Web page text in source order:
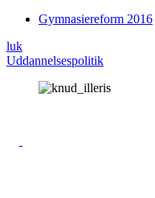
Gymnasiereform 2016
luk
Uddannelsespolitik